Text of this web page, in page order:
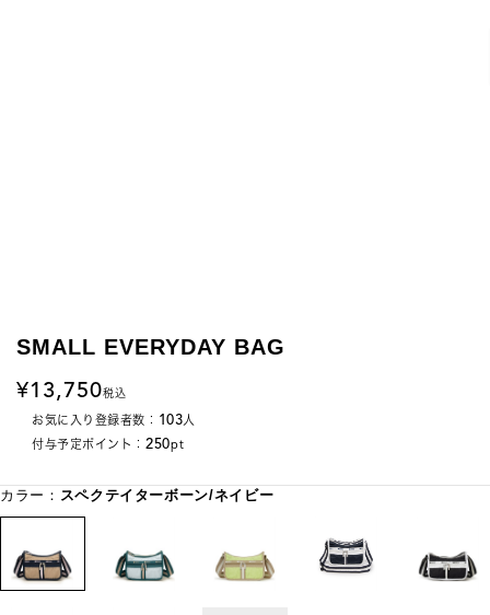
SMALL EVERYDAY BAG
13,750税込
お気に入り登録者数： 103人
付与予定ポイント： 250pt
カラー： スペクテイターボーン/ネイビー